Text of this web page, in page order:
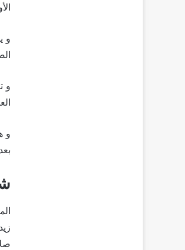
و
و
و